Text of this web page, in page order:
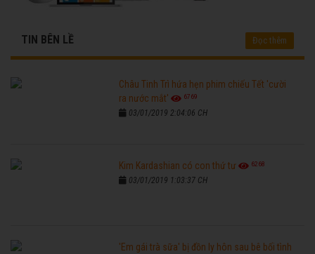
TIN BÊN LỀ Đọc thêm
Châu Tinh Trì hứa hẹn phim chiếu Tết 'cười
ra nước mắt'
6769
03/01/2019 2:04:06 CH
Kim Kardashian có con thứ tư 6268
03/01/2019 1:03:37 CH
'Em gái trà sữa' bị đồn ly hôn sau bê bối tình